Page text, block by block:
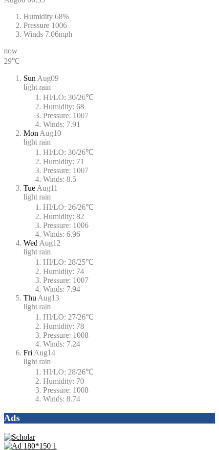
Humidity 68%
Pressure 1006
Winds 7.06mph
now
29℃
SunAug09
light rain
HI/LO: 30/26℃
Humidity: 68
Pressure: 1007
Winds: 7.91
MonAug10
light rain
HI/LO: 30/26℃
Humidity: 71
Pressure: 1007
Winds: 8.5
TueAug11
light rain
HI/LO: 26/26℃
Humidity: 82
Pressure: 1006
Winds: 6.96
WedAug12
light rain
HI/LO: 28/25℃
Humidity: 74
Pressure: 1007
Winds: 7.94
ThuAug13
light rain
HI/LO: 27/26℃
Humidity: 78
Pressure: 1008
Winds: 7.24
FriAug14
light rain
HI/LO: 28/26℃
Humidity: 70
Pressure: 1008
Winds: 8.74
Ads